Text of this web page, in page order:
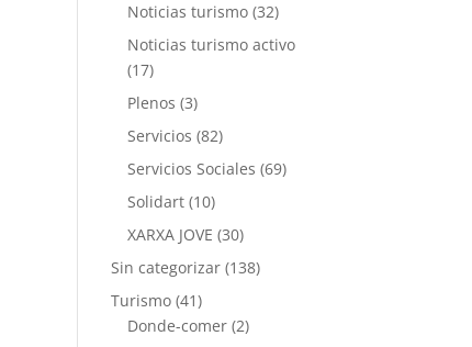
Noticias turismo (32)
Noticias turismo activo
(17)
Plenos (3)
Servicios (82)
Servicios Sociales (69)
Solidart (10)
XARXA JOVE (30)
Sin categorizar (138)
Turismo (41)
Donde-comer (2)